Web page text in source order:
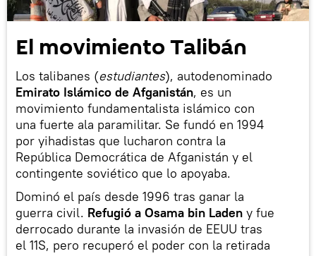
El movimiento Talibán
Los talibanes (estudiantes), autodenominado
Emirato Islámico de Afganistán, es un
movimiento fundamentalista islámico con
una fuerte ala paramilitar. Se fundó en 1994
por yihadistas que lucharon contra la
República Democrática de Afganistán y el
contingente soviético que lo apoyaba.
Dominó el país desde 1996 tras ganar la
guerra civil. Refugió a Osama bin Laden y fue
derrocado durante la invasión de EEUU tras
el 11S, pero recuperó el poder con la retirada